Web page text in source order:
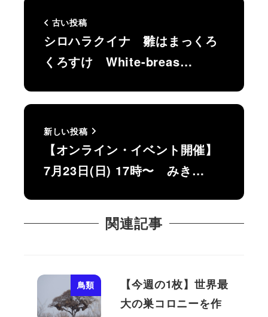
古い投稿
シロハラクイナ 雛はまっくろ
くろすけ White-breas…
新しい投稿
【オンライン・イベント開催】
7月23日(日) 17時〜 みき…
関連記事
鳥類
【今週の1枚】世界最
大の巣コロニーを作